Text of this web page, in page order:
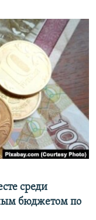
среди
бюджетом по